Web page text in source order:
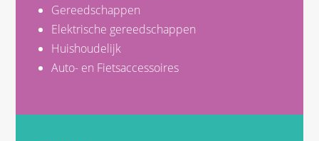
Gereedschappen
Elektrische gereedschappen
Huishoudelijk
Auto- en Fietsaccessoires